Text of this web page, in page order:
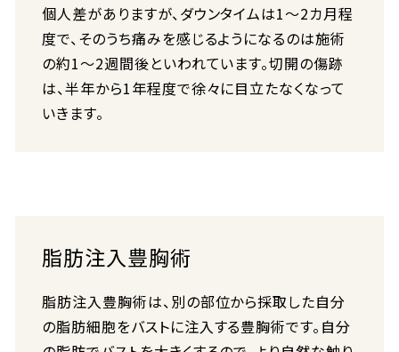
個人差がありますが、ダウンタイムは1〜2カ月程
度で、そのうち痛みを感じるようになるのは施術
の約1〜2週間後といわれています。切開の傷跡
は、半年から1年程度で徐々に目立たなくなって
いきます。
脂肪注入豊胸術
脂肪注入豊胸術は、別の部位から採取した自分
の脂肪細胞をバストに注入する豊胸術です。自分